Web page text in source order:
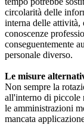
circolarità delle
interna delle attività,
conoscenze
conseguentemente
personale diverso.
Le misure
Non sempre la
all'interno di piccole
le amministrazioni
mancata